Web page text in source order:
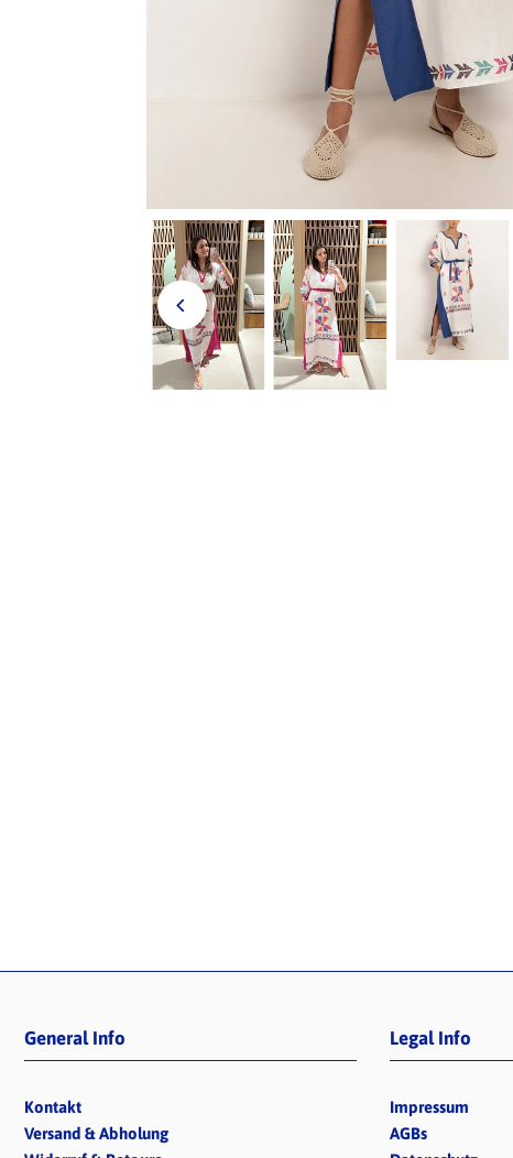
General Info
Kontakt
Versand & Abholung
Legal Info
Impressum
AGBs